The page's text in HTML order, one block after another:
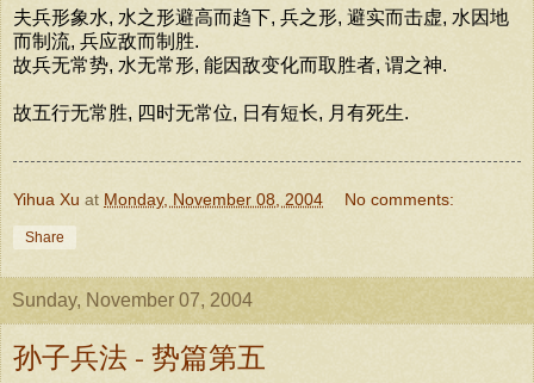
夫兵形象水, 水之形避高而趋下, 兵之形, 避实而击虚, 水因地
而制流, 兵应敌而制胜.
故兵无常势, 水无常形, 能因敌变化而取胜者, 谓之神.
故五行无常胜, 四时无常位, 日有短长, 月有死生.
Yihua Xu at Monday, November 08, 2004 No comments:
Share
Sunday, November 07, 2004
孙子兵法 - 势篇第五